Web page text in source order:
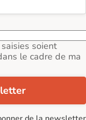
soient
le cadre de ma